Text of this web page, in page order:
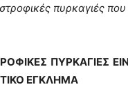
πυρκαγιές
ΠΥΡΚΑΓΙΕΣ
ΕΓΚΛΗΜΑ